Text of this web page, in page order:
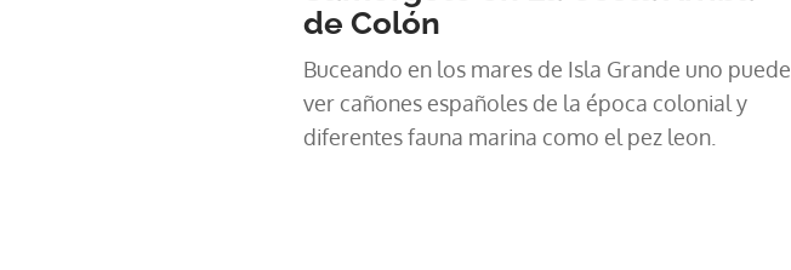
de Colón
Buceando en los mares de Isla Grande uno puede
ver cañones españoles de la época colonial y
diferentes fauna marina como el pez leon.